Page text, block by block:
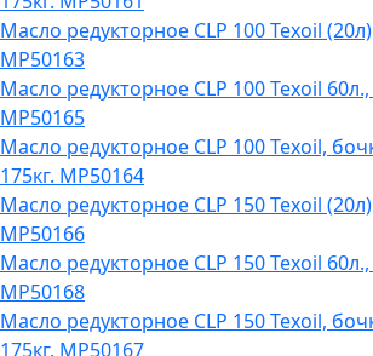
Масло редукторное CLP 100 Texoil (20л)
MP50163
Масло редукторное CLP 100 Texoil
MP50165
Масло редукторное CLP 100 Texoil,
175кг. MP50164
Масло редукторное CLP 150 Texoil (20л)
MP50166
Масло редукторное CLP 150 Texoil
MP50168
Масло редукторное CLP 150 Texoil,
175кг. MP50167